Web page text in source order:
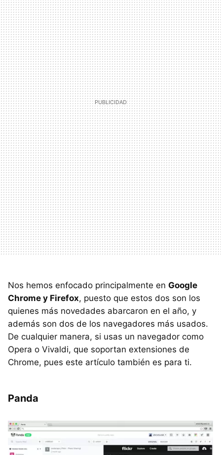
Nos hemos enfocado principalmente en Google
Chrome y Firefox, puesto que estos dos son los
quienes más novedades abarcaron en el año, y
además son dos de los navegadores más usados.
De cualquier manera, si usas un navegador como
Opera o Vivaldi, que soportan extensiones de
Chrome, pues este artículo también es para ti.
Panda